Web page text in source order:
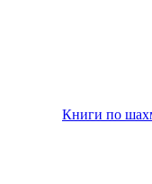
Книги по